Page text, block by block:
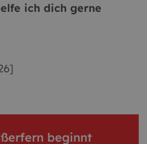
ich dich gerne
beginnt